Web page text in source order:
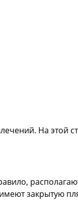
На этой
закрытую